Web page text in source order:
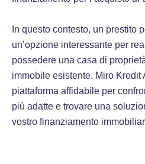
In questo contesto, un prestito
un’opzione interessante per
possedere una casa di
immobile esistente. Miro Kredit
piattaforma affidabile per
più adatte e trovare una
vostro finanziamento